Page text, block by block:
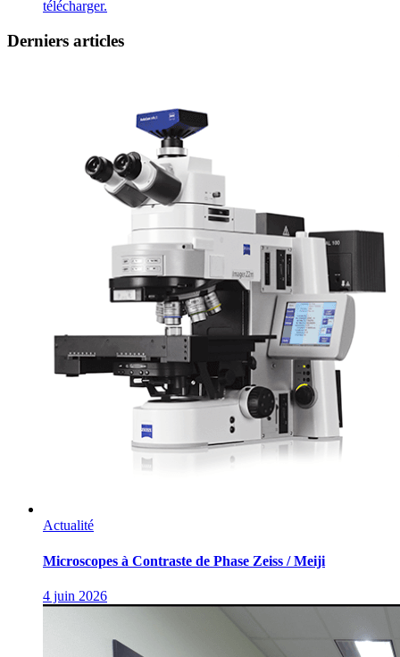
télécharger.
Derniers articles
Actualité
Microscopes à Contraste de Phase Zeiss / Meiji
4 juin 2026